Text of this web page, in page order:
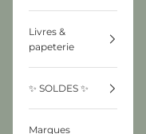
Livres &
papeterie
✨ SOLDES ✨
Marques